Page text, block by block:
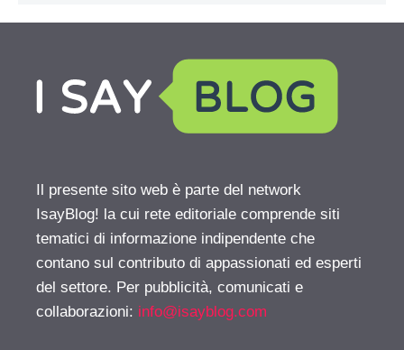
Il presente sito web è parte del network
IsayBlog! la cui rete editoriale comprende siti
tematici di informazione indipendente che
contano sul contributo di appassionati ed esperti
del settore. Per pubblicità, comunicati e
collaborazioni: info@isayblog.com